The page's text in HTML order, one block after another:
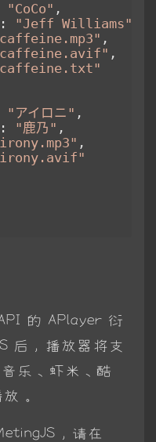
"CoCo" ,
: "Jeff Williams"
,
,
"アイロニ" ,
: "鹿乃" ,
,
的 APlayer 衍
后，播放器将支
乐、虾米、酷
。
，请在